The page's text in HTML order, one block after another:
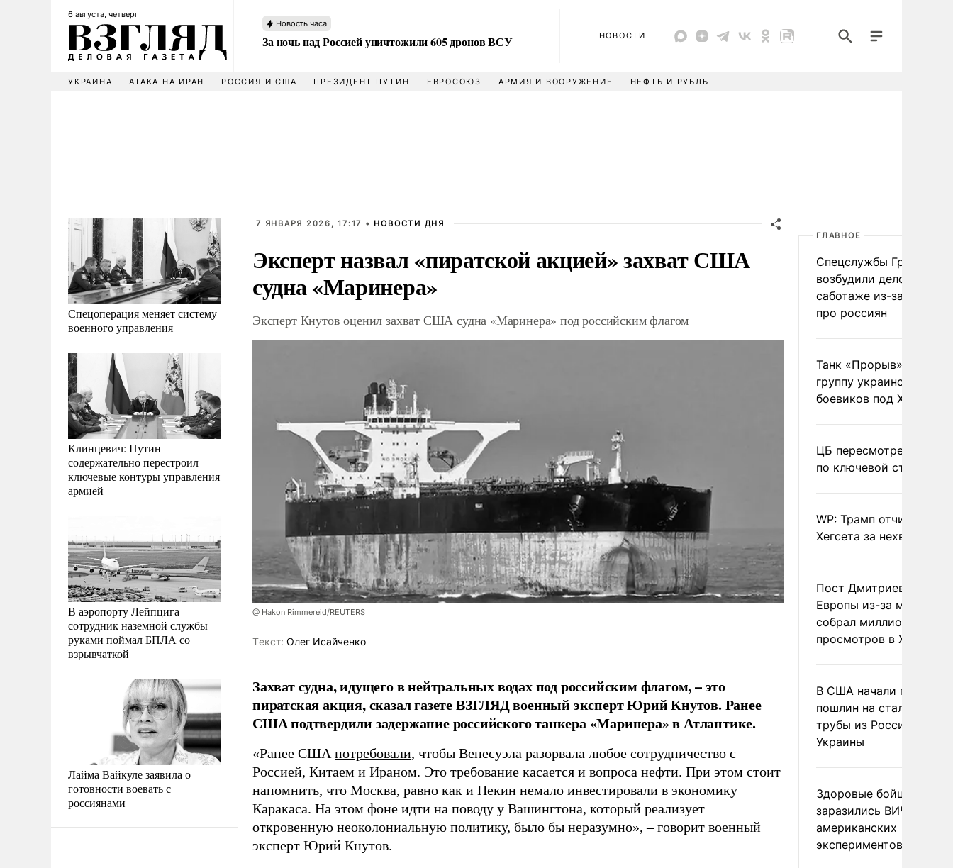
6 августа, четверг
Новость часа
За ночь над Россией уничтожили 605 дронов ВСУ НОВОСТИ
УКРАИНА АТАКА НА ИРАН РОССИЯ И США ПРЕЗИДЕНТ ПУТИН ЕВРОСОЮЗ АРМИЯ И ВООРУЖЕНИЕ НЕФТЬ И РУБЛЬ
Спецоперация меняет систему
военного управления
Клинцевич: Путин
содержательно перестроил
ключевые контуры управления
армией
В аэропорту Лейпцига
сотрудник наземной службы
руками поймал БПЛА со
взрывчаткой
Лайма Вайкуле заявила о
готовности воевать с
россиянами
7 ЯНВАРЯ 2026, 17:17 • НОВОСТИ ДНЯ
Эксперт назвал «пиратской акцией» захват США
судна «Маринера»
Эксперт Кнутов оценил захват США судна «Маринера» под российским флагом
@ Hakon Rimmereid/REUTERS
Tекст: Олег Исайченко
Захват судна, идущего в нейтральных водах под российским флагом, – это
пиратская акция, сказал газете ВЗГЛЯД военный эксперт Юрий Кнутов. Ранее
США подтвердили задержание российского танкера «Маринера» в Атлантике.
«Ранее СШАпотребовали, чтобы Венесуэла разорвала любое сотрудничество с
Россией, Китаем и Ираном. Это требование касается и вопроса нефти. При этом стоит
напомнить, что Москва, равно как и Пекин немало инвестировали в экономику
Каракаса. На этом фоне идти на поводу у Вашингтона, который реализует
откровенную неоколониальную политику, было бы неразумно», – говорит военный
эксперт Юрий Кнутов.
ГЛАВНОЕ
Спецслужбы Грузии
возбудили дело о
саботаже из-за фейков
про россиян
Танк «Прорыв»
группу украинских
боевиков под
ЦБ пересмотрел
по ключевой ставке
WP: Трамп отчитал
Хегсета за нехватку
Пост Дмитриева о
Европы из-за
собрал миллион
просмотров в X
В США начали
пошлин на стальные
трубы из России и с
Украины
Здоровые бойцы ВСУ
заразились ВИЧ после
американских
экспериментов